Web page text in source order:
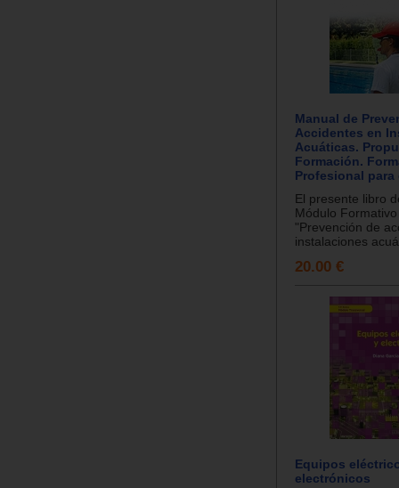
Manual de
Accidentes en
Acuáticas.
Formación.
Profesional para
El presente libro
Módulo
"Prevención de
instalaciones
20.00 €
Equipos
electrónicos